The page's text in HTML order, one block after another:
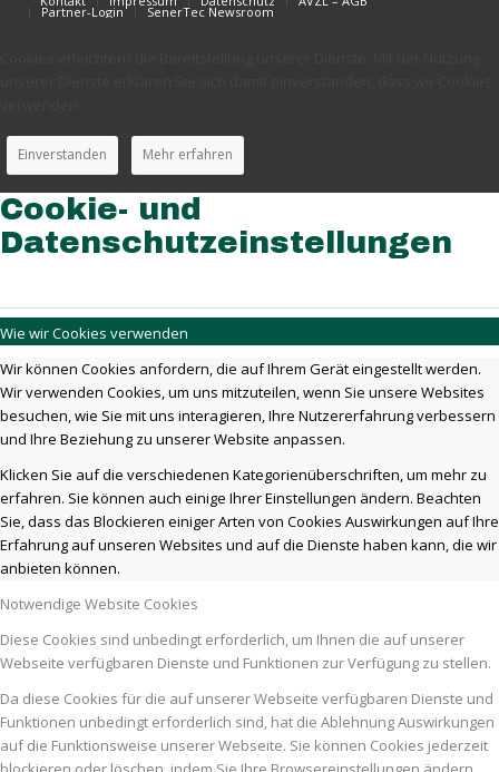
Partner-Login SenerTec Newsroom
Einverstanden Mehr erfahren
Cookie- und
Datenschutzeinstellungen
Wie wir Cookies verwenden
Wir können Cookies anfordern, die auf Ihrem Gerät eingestellt werden.
Wir verwenden Cookies, um uns mitzuteilen, wenn Sie unsere Websites
besuchen, wie Sie mit uns interagieren, Ihre Nutzererfahrung verbessern
und Ihre Beziehung zu unserer Website anpassen.
Klicken Sie auf die verschiedenen Kategorienüberschriften, um mehr zu
erfahren. Sie können auch einige Ihrer Einstellungen ändern. Beachten
Sie, dass das Blockieren einiger Arten von Cookies Auswirkungen auf Ihre
Erfahrung auf unseren Websites und auf die Dienste haben kann, die wir
anbieten können.
Notwendige Website Cookies
Diese Cookies sind unbedingt erforderlich, um Ihnen die auf unserer
Webseite verfügbaren Dienste und Funktionen zur Verfügung zu stellen.
Da diese Cookies für die auf unserer Webseite verfügbaren Dienste und
Funktionen unbedingt erforderlich sind, hat die Ablehnung Auswirkungen
auf die Funktionsweise unserer Webseite. Sie können Cookies jederzeit